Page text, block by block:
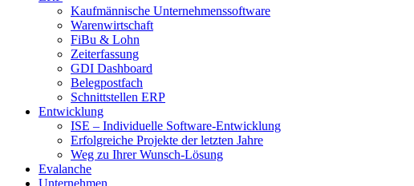
Kaufmännische Unternehmenssoftware
Warenwirtschaft
FiBu & Lohn
Zeiterfassung
GDI Dashboard
Belegpostfach
Schnittstellen ERP
Entwicklung
ISE – Individuelle Software-Entwicklung
Erfolgreiche Projekte der letzten Jahre
Weg zu Ihrer Wunsch-Lösung
Evalanche
Unternehmen